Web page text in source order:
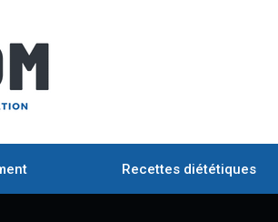
Recettes diététiques